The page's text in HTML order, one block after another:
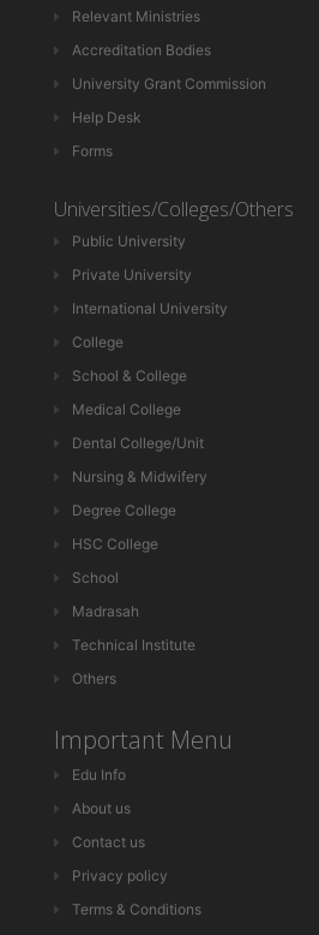
Relevant Ministries
Accreditation Bodies
University Grant Commission
Help Desk
Forms
Universities/Colleges/Others
Public University
Private University
International University
College
School & College
Medical College
Dental College/Unit
Nursing & Midwifery
Degree College
HSC College
School
Madrasah
Technical Institute
Others
Important Menu
Edu Info
About us
Contact us
Privacy policy
Terms & Conditions